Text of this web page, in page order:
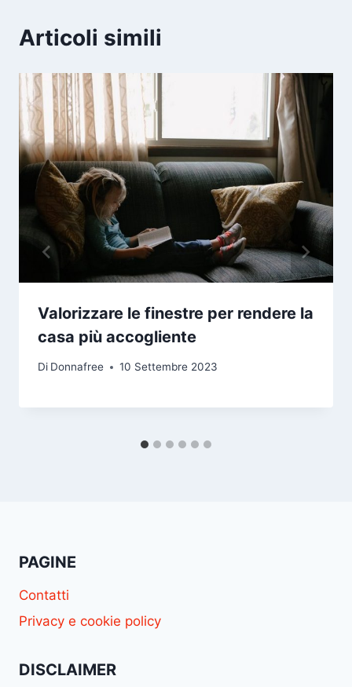
Articoli simili
Valorizzare le finestre per rendere la
casa più accogliente
Di Donnafree 10 Settembre 2023
PAGINE
Contatti
Privacy e cookie policy
DISCLAIMER